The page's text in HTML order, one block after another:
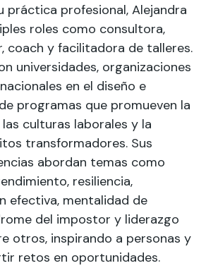
práctica profesional, Alejandra
roles como consultora,
coach y facilitadora de talleres.
universidades, organizaciones
en el diseño e
programas que promueven la
culturas laborales y la
transformadores. Sus
abordan temas como
resiliencia,
efectiva, mentalidad de
del impostor y liderazgo
otros, inspirando a personas y
retos en oportunidades.